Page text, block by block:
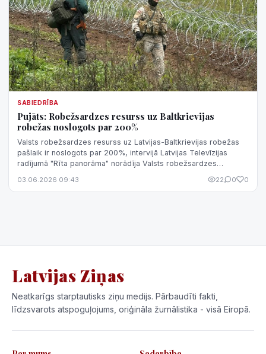
SABIEDRĪBA
Pujāts: Robežsardzes resurss uz Baltkrievijas
robežas noslogots par 200%
Valsts robežsardzes resurss uz Latvijas-Baltkrievijas robežas
pašlaik ir noslogots par 200%, intervijā Latvijas Televīzijas
radījumā "Rīta panorāma" norādīja Valsts robežsardzes
03.06.2026 09:43 22 0 0
Latvijas Ziņas
Neatkarīgs starptautisks ziņu medijs. Pārbaudīti fakti,
līdzsvarots atspoguļojums, oriģināla žurnālistika - visā Eiropā.